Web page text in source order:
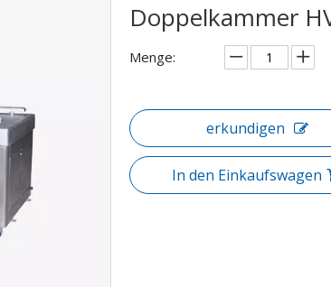
Doppelkammer
Menge:
erkundigen
In den Einkaufswagen